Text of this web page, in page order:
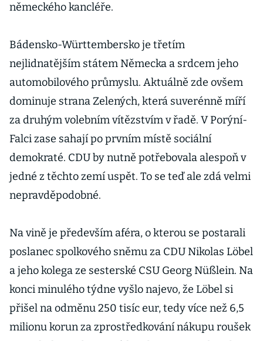
německého kancléře.
Bádensko-Württembersko je třetím
nejlidnatějším státem Německa a srdcem jeho
automobilového průmyslu. Aktuálně zde ovšem
dominuje strana Zelených, která suverénně míří
za druhým volebním vítězstvím v řadě. V Porýní-
Falci zase sahají po prvním místě sociální
demokraté. CDU by nutně potřebovala alespoň v
jedné z těchto zemí uspět. To se teď ale zdá velmi
nepravděpodobné.
Na vině je především aféra, o kterou se postarali
poslanec spolkového sněmu za CDU Nikolas Löbel
a jeho kolega ze sesterské CSU Georg Nüßlein. Na
konci minulého týdne vyšlo najevo, že Löbel si
přišel na odměnu 250 tisíc eur, tedy více než 6,5
milionu korun za zprostředkování nákupu roušek